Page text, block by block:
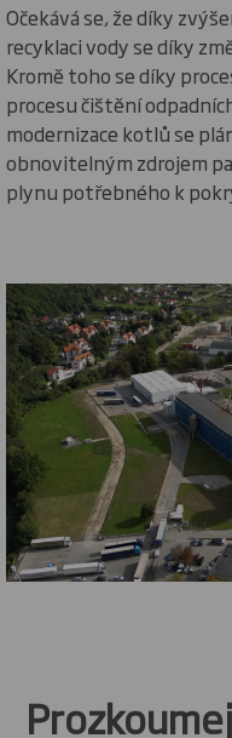
Očekává se, že díky
recyklaci vody se díky
Kromě toho se díky
procesu čištění
modernizace kotlů se
obnovitelným zdrojem
plynu potřebného k